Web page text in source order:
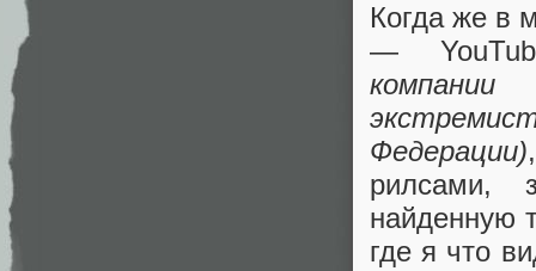
Когда же в
—
Федерации)
рилсами,
найденную
где я что